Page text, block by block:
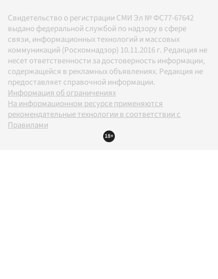
Свидетельство о регистрации СМИ Эл № ФС77-67642
выдано федеральной службой по надзору в сфере
связи, информационных технологий и массовых
коммуникаций (Роскомнадзор) 10.11.2016 г. Редакция не
несет ответственности за достоверность информации,
содержащейся в рекламных объявлениях. Редакция не
предоставляет справочной информации.
Информация об ограничениях
На информационном ресурсе применяются
рекомендательные технологии в соответствии с
Правилами
18+